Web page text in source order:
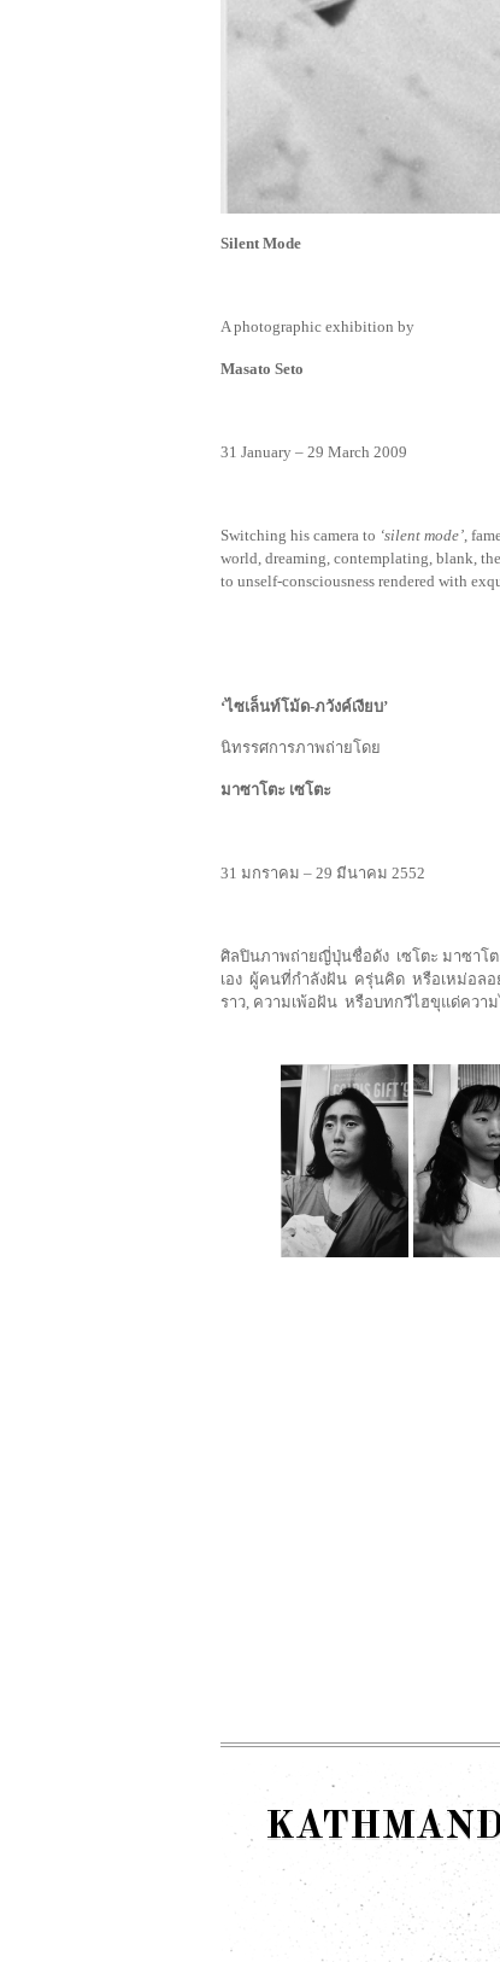
Silent Mode
A photographic exhibition by
Masato Seto
31 January – 29 March 2009
Switching his camera to ‘silent mode’ ,
world, dreaming, contemplating, blank,
to unself-consciousness rendered with
‘ไซเล็นท์โม้ด-ภวังค์เงียบ’
นิทรรศการภาพถ่ายโดย
มาซาโตะ เซโตะ
31 มกราคม – 29 มีนาคม 2552
ศิลปินภาพถ่ายญี่ปุ่นชื่อดัง เซโตะ มาซาโต
เอง ผู้คนที่กำลังฝัน ครุ่นคิด หรือเหม่อลอ
ราว, ความเพ้อฝัน หรือบทกวีไฮขุแด่ควา